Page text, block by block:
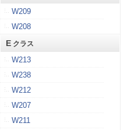
W209
W208
E クラス
W213
W238
W212
W207
W211